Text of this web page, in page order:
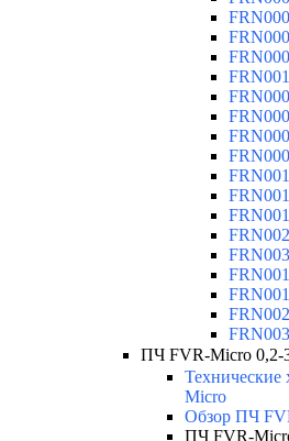
ПЧ FVR-Micro 0,2-
Технические
Micro
Обзор ПЧ
ПЧ FVR-